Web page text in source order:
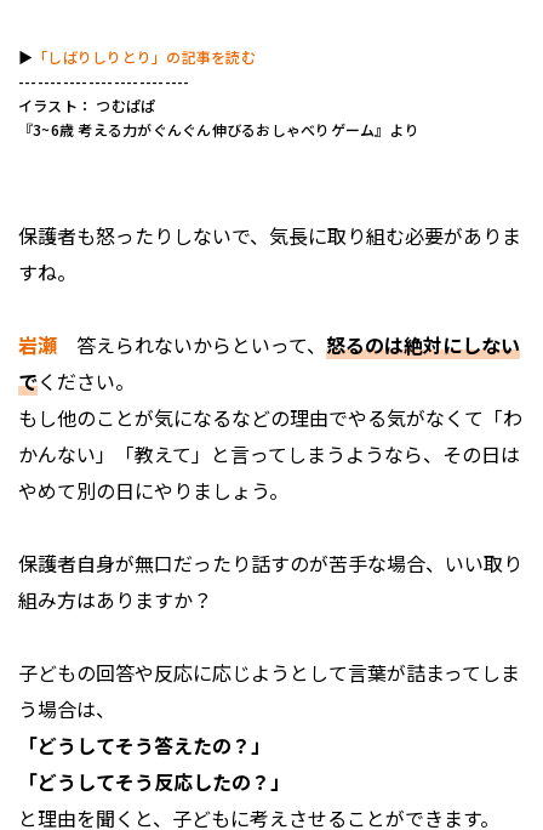
▶︎ 「しばりしりとり」の記事を読む
---------------------------
イラスト： つむぱぱ
『3~6歳 考える力がぐんぐん伸びるおしゃべりゲーム』より
――保護者も怒ったりしないで、気長に取り組む必要がありま
すね。
岩瀬 答えられないからといって、 怒るのは絶対にしない
でください。
もし他のことが気になるなどの理由でやる気がなくて「わ
かんない」「教えて」と言ってしまうようなら、その日は
やめて別の日にやりましょう。
――保護者自身が無口だったり話すのが苦手な場合、いい取り
組み方はありますか？
子どもの回答や反応に応じようとして言葉が詰まってしま
う場合は、
「どうしてそう答えたの？」
「どうしてそう反応したの？」
と理由を聞くと、子どもに考えさせることができます。